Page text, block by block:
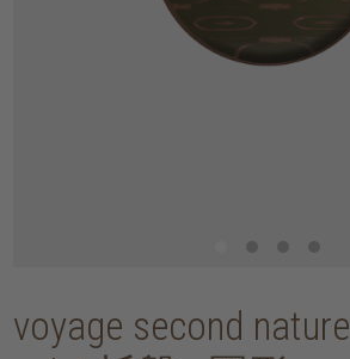
voyage second nature